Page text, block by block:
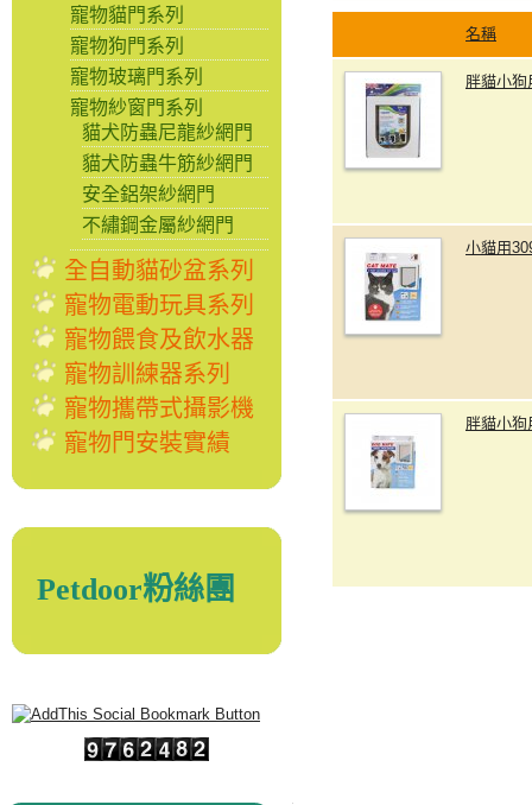
寵物貓門系列
寵物狗門系列
寵物玻璃門系列
寵物紗窗門系列
貓犬防蟲尼龍紗網門
貓犬防蟲牛筋紗網門
安全鋁架紗網門
不繡鋼金屬紗網門
全自動貓砂盆系列
寵物電動玩具系列
寵物餵食及飲水器
寵物訓練器系列
寵物攜帶式攝影機
寵物門安裝實績
Petdoor粉絲團
名稱
胖貓小狗
小貓用
胖貓小狗